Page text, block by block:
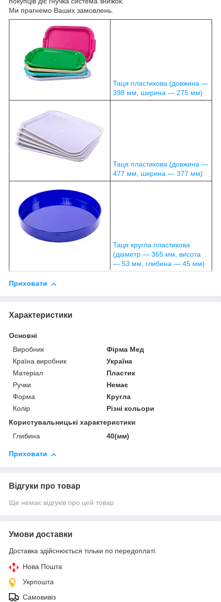
Ми прагнемо Ваших замовлень.
Таця пластикова (довжина —
398 мм, ширина — 275 мм)
Таця пластикова (довжина —
477 мм, ширина — 377 мм)
Таця кругла пластикова
(діаметр — 365 мм, висота
— 53 мм, глибина — 45 мм)
Приховати
Характеристики
Основні
Виробник
Фірма Мед
Країна виробник
Україна
Матеріал
Пластик
Ручки
Немає
Форма
Кругла
Колір
Різні кольори
Користувальницькі характеристики
Глибина
40(мм)
Приховати
Відгуки про товар
Ще немає відгуків про цей товар
Умови доставки
Доставка здійснюється тільки по передоплаті.
Нова Пошта
Укрпошта
Самовивіз